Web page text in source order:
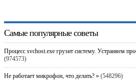
Самые популярные советы
Процесс svchost.exe грузит систему. Устраняем
(974573)
Не работает микрофон, что делать? »(548296)